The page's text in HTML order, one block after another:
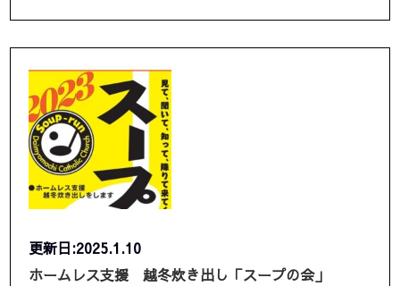
更新日:2025.1.10
ホームレス支援 越冬炊き出し「スープの会」